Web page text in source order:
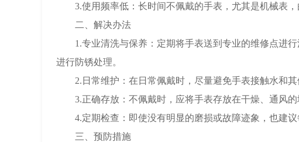
3.使用频率低：长时间不佩戴的手表，尤其是机械表，
二、解决办法
1.专业清洗与保养：定期将手表送到专业的维修点进行
进行防锈处理。
2.日常维护：在日常佩戴时，尽量避免手表接触水和其
3.正确存放：不佩戴时，应将手表存放在干燥、通风的
4.定期检查：即使没有明显的磨损或故障迹象，也建议
三、预防措施